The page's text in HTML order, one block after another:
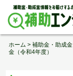
Skip
content
ホーム > 補助金・助成金
金（令和4年度）